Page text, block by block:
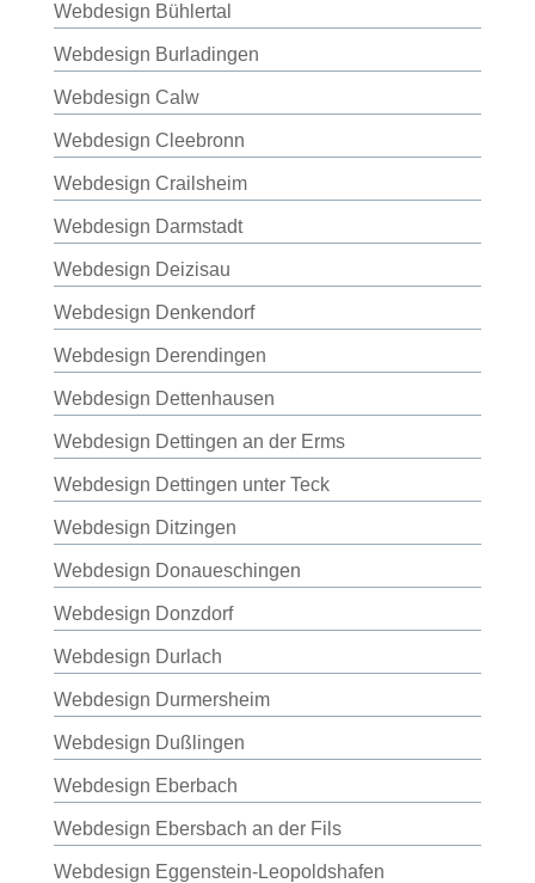
Webdesign Bühlertal
Webdesign Burladingen
Webdesign Calw
Webdesign Cleebronn
Webdesign Crailsheim
Webdesign Darmstadt
Webdesign Deizisau
Webdesign Denkendorf
Webdesign Derendingen
Webdesign Dettenhausen
Webdesign Dettingen an der Erms
Webdesign Dettingen unter Teck
Webdesign Ditzingen
Webdesign Donaueschingen
Webdesign Donzdorf
Webdesign Durlach
Webdesign Durmersheim
Webdesign Dußlingen
Webdesign Eberbach
Webdesign Ebersbach an der Fils
Webdesign Eggenstein-Leopoldshafen